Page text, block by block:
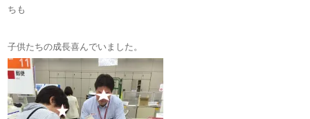
ちも
子供たちの成長喜んでいました。